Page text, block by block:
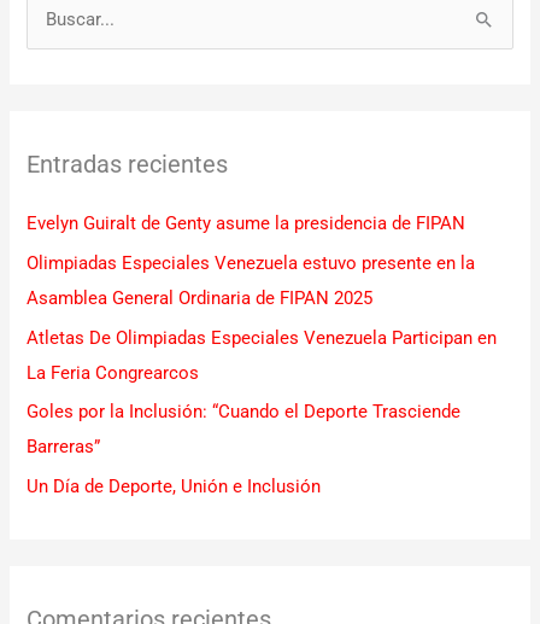
a
p
o
r
:
Entradas recientes
Evelyn Guiralt de Genty asume la presidencia de FIPAN
Olimpiadas Especiales Venezuela estuvo presente en la
Asamblea General Ordinaria de FIPAN 2025
Atletas De Olimpiadas Especiales Venezuela Participan en
La Feria Congrearcos
Goles por la Inclusión: “Cuando el Deporte Trasciende
Barreras”
Un Día de Deporte, Unión e Inclusión